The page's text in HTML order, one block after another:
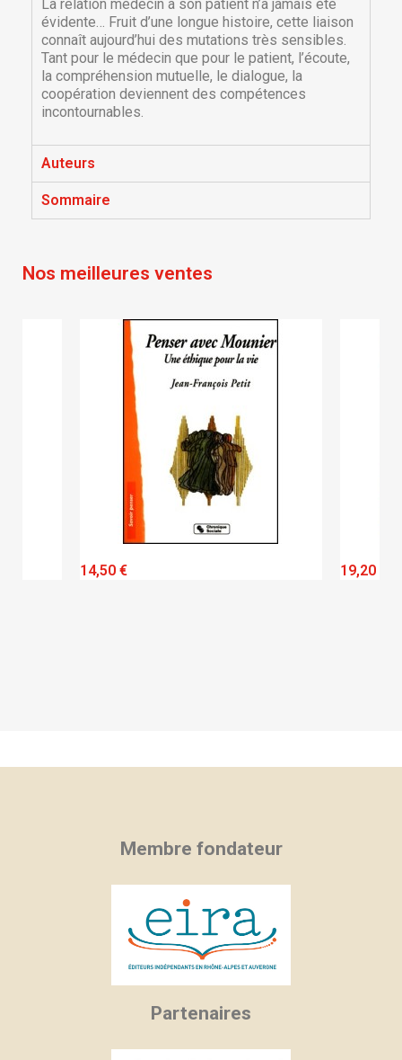
×
add_circle_outline Créer une nouvelle liste
Créer une liste d'envies ×
Annuler Créer une liste d'envies
Connexion ×
La relation médecin à son patient n’a jamais été
évidente… Fruit d’une longue histoire, cette liaison
connaît aujourd’hui des mutations très sensibles.
Tant pour le médecin que pour le patient, l’écoute,
la compréhension mutuelle, le dialogue, la
coopération deviennent des compétences
incontournables.
Auteurs
Sommaire
Nos meilleures ventes
14,50 € 19,20 €
Membre fondateur
Partenaires